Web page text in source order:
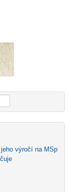
výročí na MSp